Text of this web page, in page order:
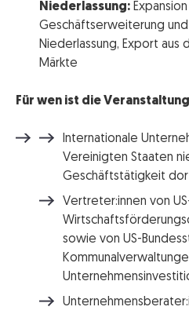
Niederlassung:
Geschäftserweiterung
Niederlassung, Export aus
Märkte
Für wen ist die
Internationale
Vereinigten Staaten
Geschäftstätigkeit
Vertreter:innen von
sowie von US-